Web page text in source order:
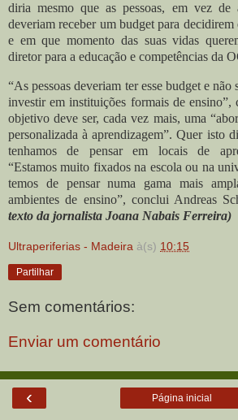
diria mesmo que as pessoas, em vez de
deveriam receber um budget para
e em que momento das suas vidas
diretor para a educação e competências da
“As pessoas deveriam ter esse budget e não
investir em instituições formais de
objetivo deve ser, cada vez mais, uma
personalizada à aprendizagem”. Quer isto
tenhamos de pensar em locais de
“Estamos muito fixados na escola ou na
temos de pensar numa gama mais
ambientes de ensino”, conclui Andreas
texto da jornalista Joana Nabais Ferreira)
Ultraperiferias - Madeira à(s) 10:15
Partilhar
Sem comentários:
Enviar um comentário
‹ Página inicial